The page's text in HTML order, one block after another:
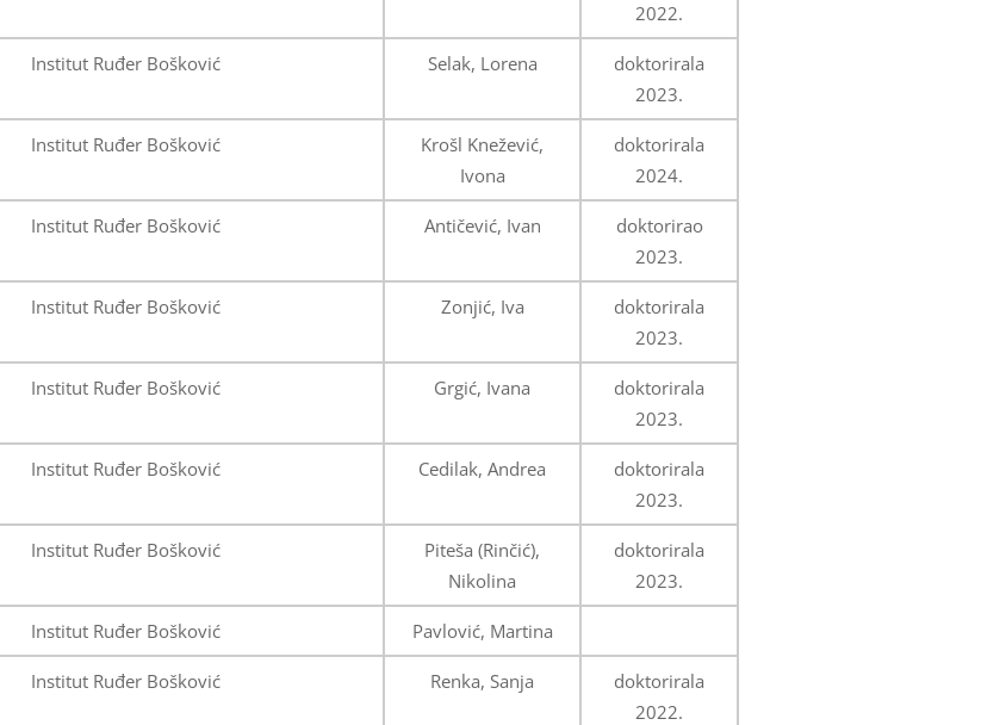
2022.
Institut Ruđer Bošković Selak, Lorena
doktorirala
2023.
Institut Ruđer Bošković
Krošl Knežević,
Ivona
doktorirala
2024.
Institut Ruđer Bošković Antičević, Ivan
doktorirao
2023.
Institut Ruđer Bošković Zonjić, Iva
doktorirala
2023.
Institut Ruđer Bošković Grgić, Ivana
doktorirala
2023.
Institut Ruđer Bošković Cedilak, Andrea
doktorirala
2023.
Institut Ruđer Bošković
Piteša (Rinčić),
Nikolina
doktorirala
2023.
Institut Ruđer Bošković Pavlović, Martina
Institut Ruđer Bošković Renka, Sanja
doktorirala
2022.